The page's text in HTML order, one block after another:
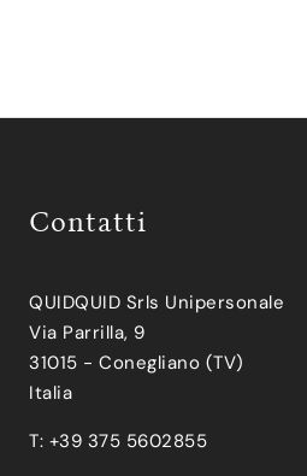
Contatti
QUIDQUID Srls Unipersonale
Via Parrilla, 9
31015 - Conegliano (TV)
Italia
T: +39 375 5602855